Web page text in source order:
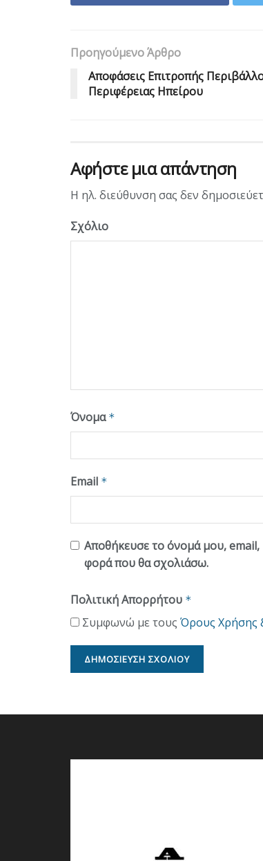
Προηγούμενο Άρθρο
Αποφάσεις Επιτροπής
Περιφέρειας Ηπείρου
Αφήστε μια απάντηση
Η ηλ. διεύθυνση σας δεν
Σχόλιο
Όνομα *
Email *
Αποθήκευσε το όνομά μου, email,
φορά που θα σχολιάσω.
Πολιτική Απορρήτου *
Συμφωνώ με τους Όρους Χρήσης